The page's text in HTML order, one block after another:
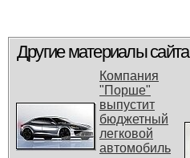
Другие материалы сайта
Компания
"Порше"
выпустит
бюджетный
легковой
автомобиль